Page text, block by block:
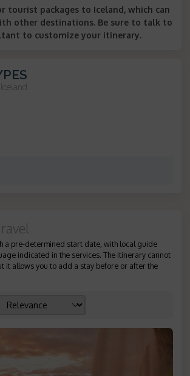
tourist packages to Iceland, which can
other destinations. Be sure to talk to
to customize your itinerary.
Iceland
a pre-determined start date, with local guide
indicated in the services. The itinerary cannot
it allows you to add a stay before or after the